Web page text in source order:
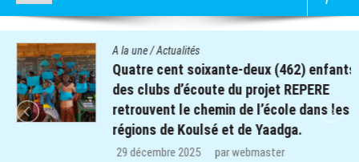
A la une/Actualités
Quatre cent soixante-deux (462) enfants
des clubs d’écoute du projet REPERE
retrouvent le chemin de l’école dans les
régions de Koulsé et de Yaadga.
29 décembre 2025 parwebmaster